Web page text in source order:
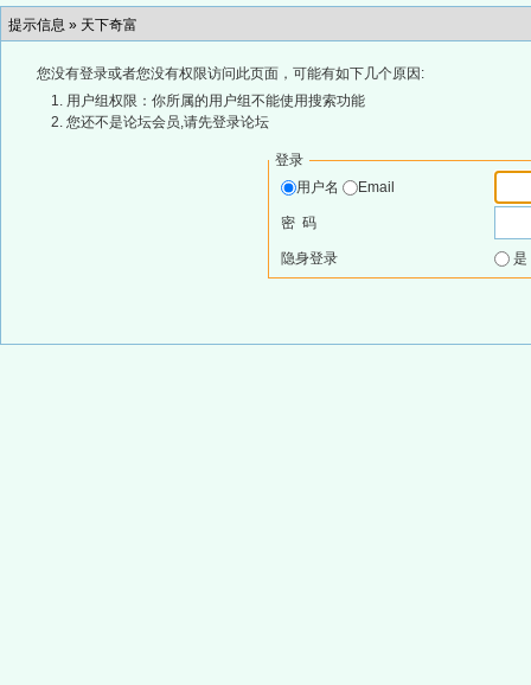
提示信息 » 天下奇富
您没有登录或者您没有权限访问此页面，可能有如下几个原因:
用户组权限：你所属的用户组不能使用搜索功能
您还不是论坛会员,请先登录论坛
登录
用户名
Email
密 码
隐身登录